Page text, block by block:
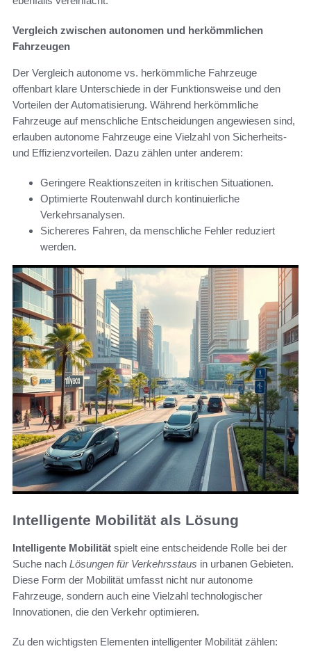
Vergleich zwischen autonomen und herkömmlichen
Fahrzeugen
Der Vergleich autonome vs. herkömmliche Fahrzeuge
offenbart klare Unterschiede in der Funktionsweise und den
Vorteilen der Automatisierung. Während herkömmliche
Fahrzeuge auf menschliche Entscheidungen angewiesen sind,
erlauben autonome Fahrzeuge eine Vielzahl von Sicherheits-
und Effizienzvorteilen. Dazu zählen unter anderem:
Geringere Reaktionszeiten in kritischen Situationen.
Optimierte Routenwahl durch kontinuierliche
Verkehrsanalysen.
Sichereres Fahren, da menschliche Fehler reduziert
werden.
Intelligente Mobilität als Lösung
Intelligente Mobilität spielt eine entscheidende Rolle bei der
Suche nach Lösungen für Verkehrsstaus in urbanen Gebieten.
Diese Form der Mobilität umfasst nicht nur autonome
Fahrzeuge, sondern auch eine Vielzahl technologischer
Innovationen, die den Verkehr optimieren.
Zu den wichtigsten Elementen intelligenter Mobilität zählen: